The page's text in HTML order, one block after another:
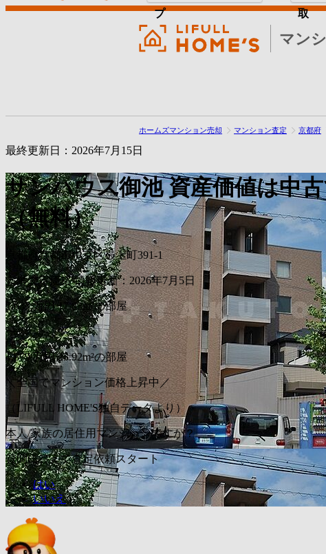
マン
プ 取
ホームズマンション売却 マンション査定 京都府
最終更新日：2026年7月15日
サンハウス御池 資産価値は中
（無料）
京都府京都市中京区最上町391-1
参考査定価格 情報更新：2026年7月5日
1,033 万円 17.82m²の部屋
〜
1,879 万円 25.92m²の部屋
＼全国でマンション価格上昇中／
（LIFULL HOME'S独自データより）
本人/家族の居住用マンションですか？
質問に答えて査定依頼スタート
はい
いいえ